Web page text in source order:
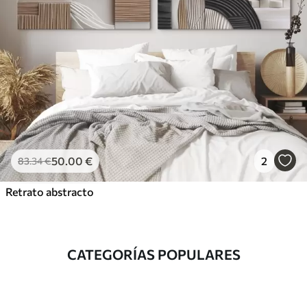
83.34€50.00 € 2
Retrato abstracto
CATEGORÍAS POPULARES